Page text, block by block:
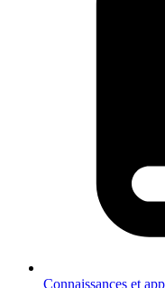
Connaissances et